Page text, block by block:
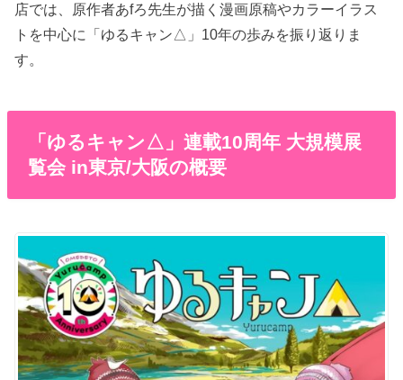
店では、原作者あfろ先生が描く漫画原稿やカラーイラス
トを中心に「ゆるキャン△」10年の歩みを振り返りま
す。
「ゆるキャン△」連載10周年 大規模展
覧会 in東京/大阪の概要